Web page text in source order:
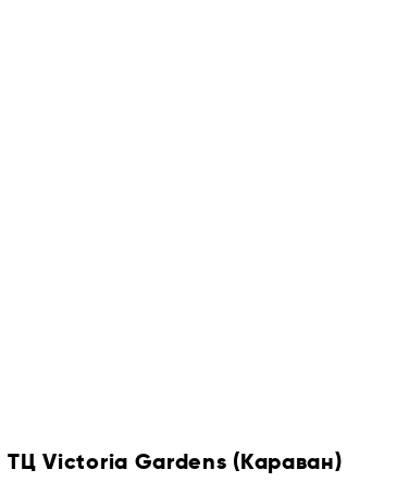
Victoria Gardens (Караван)